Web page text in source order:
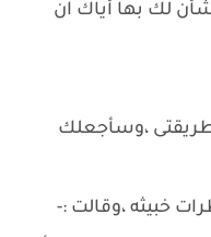
شأن لك بها أياك ان
،وسأجعلك
خبيثه ،وقالت :-